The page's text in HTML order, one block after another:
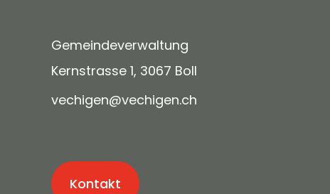
Gemeindeverwaltung
Kernstrasse 1, 3067 Boll
v ch g n v ch g n ch
Kontakt